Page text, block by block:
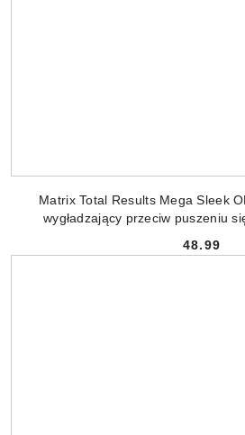
Matrix Total Results Mega Sleek
wygładzający przeciw puszeniu
Cena:
48.99